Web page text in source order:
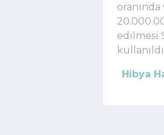
edilmesi
Hibya